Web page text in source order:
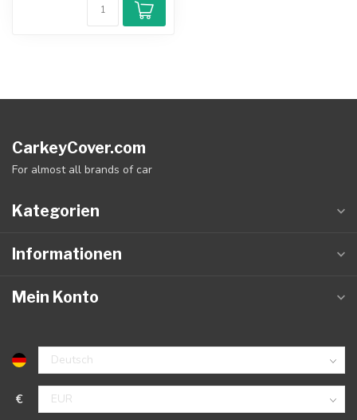
CarkeyCover.com
For almost all brands of car
Kategorien
Informationen
Mein Konto
€